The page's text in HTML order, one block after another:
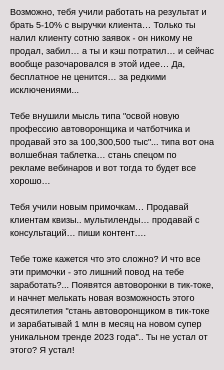
Возможно, тебя учили работать на результат и
брать 5-10% с выручки клиента… Только ты
налил клиенту сотню заявок - он никому не
продал, забил… а ты и кэш потратил… и сейчас
вообще разочаровался в этой идее… Да,
бесплатное не ценится… за редкими
исключениями...
Тебе внушили мысль типа "освой новую
профессию автоворонщика и чатботчика и
продавай это за 100,300,500 тыс"... типа вот она
волшебная таблетка… стань спецом по
рекламе вебинаров и вот тогда то будет все
хорошо…
Тебя учили новым примочкам… Продавай
клиентам квизы.. мультиленды… продавай с
консультаций… пиши контент….
Тебе тоже кажется что это сложно? И что все
эти примочки - это лишний повод на тебе
заработать?... Появятся автоворонки в тик-токе,
и начнет мелькать новая возможность этого
десятилетия "стань автоворонщиком в тик-токе
и зарабатывай 1 млн в месяц на новом супер
уникальном тренде 2023 года".. Ты не устал от
этого? Я устал!